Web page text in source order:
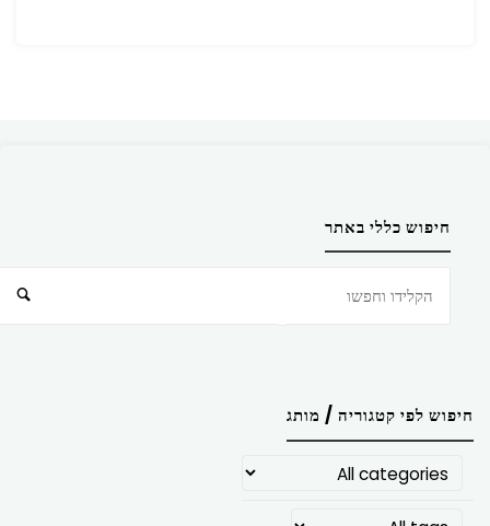
חיפוש כללי באתר
חיפוש לפי קטגוריה / מותג